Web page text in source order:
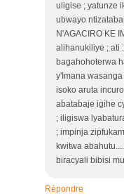
uligise ; yatunze
ubwayo
N'AGACIRO KE
alihanukiliye ; ati
bagahohoterwa
y'Imana
isoko aruta
abatabaje igihe
; iligiswa
; impinja
kwitwa
biracyali bibisi
Répondre